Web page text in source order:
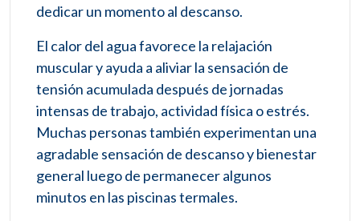
dedicar un momento al descanso.
El calor del agua favorece la relajación
muscular y ayuda a aliviar la sensación de
tensión acumulada después de jornadas
intensas de trabajo, actividad física o estrés.
Muchas personas también experimentan una
agradable sensación de descanso y bienestar
general luego de permanecer algunos
minutos en las piscinas termales.